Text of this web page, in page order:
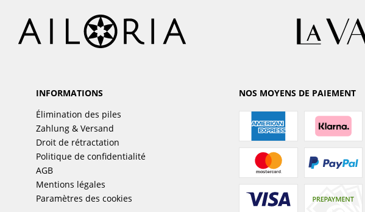
INFORMATIONS
Élimination des piles
Zahlung & Versand
Droit de rétractation
Politique de confidentialité
AGB
Mentions légales
Paramètres des cookies
NOS MOYENS DE PAIEMENT